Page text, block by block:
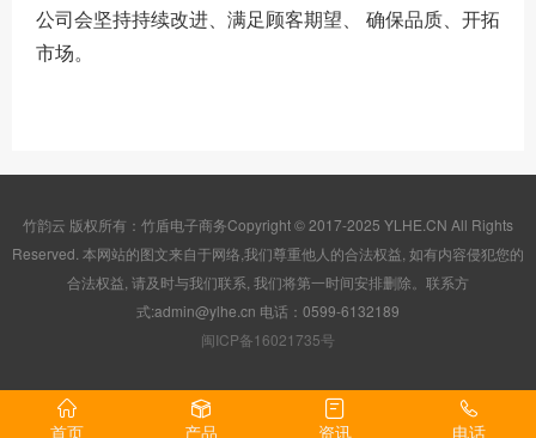
公司会坚持持续改进、满足顾客期望、 确保品质、开拓
市场。
竹韵云 版权所有：竹盾电子商务Copyright © 2017-2025 YLHE.CN All Rights
Reserved. 本网站的图文来自于网络,我们尊重他人的合法权益, 如有内容侵犯您的
合法权益, 请及时与我们联系, 我们将第一时间安排删除。联系方
式:admin@ylhe.cn 电话：0599-6132189
闽ICP备16021735号
首页 产品 资讯 电话